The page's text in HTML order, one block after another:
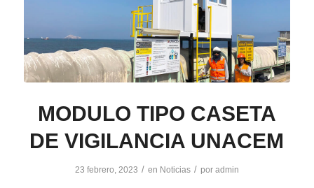
MODULO TIPO CASETA
DE VIGILANCIA UNACEM
23 febrero, 2023 / en Noticias / por admin